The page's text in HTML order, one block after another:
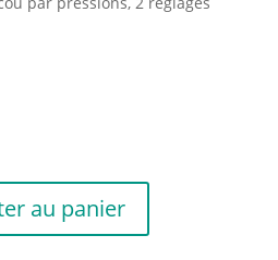
au panier